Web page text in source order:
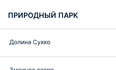
ПРИРОДНЫЙ ПАРК
Долина Сукко